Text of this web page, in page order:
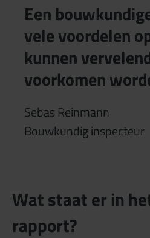
Een
vele voordelen
kunnen
voorkomen
Sebas Reinmann
Bouwkundig inspecteur
Wat staat er in
rapport?